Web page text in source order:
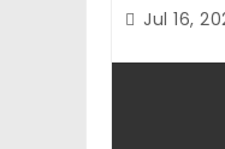
Jul 16,